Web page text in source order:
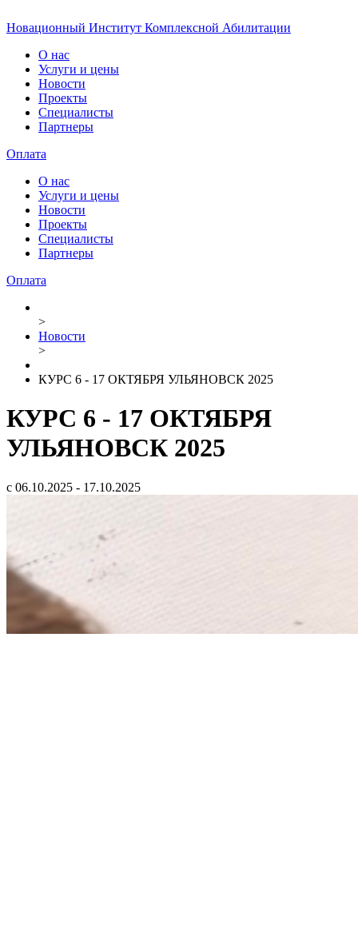
Новационный Институт Комплексной Абилитации
О нас
Услуги и цены
Новости
Проекты
Специалисты
Партнеры
Оплата
О нас
Услуги и цены
Новости
Проекты
Специалисты
Партнеры
Оплата
>
Новости
>
КУРС 6 - 17 ОКТЯБРЯ УЛЬЯНОВСК 2025
КУРС 6 - 17 ОКТЯБРЯ
УЛЬЯНОВСК 2025
с 06.10.2025 - 17.10.2025